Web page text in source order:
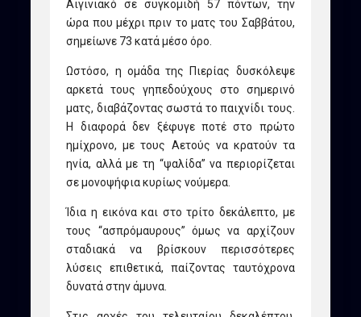
Αιγινιακό σε συγκομιδή 57 πόντων, την
ώρα που μέχρι πριν το ματς του Σαββάτου,
σημείωνε 73 κατά μέσο όρο.
Ωστόσο, η ομάδα της Πιερίας δυσκόλεψε
αρκετά τους γηπεδούχους στο σημερινό
ματς, διαβάζοντας σωστά το παιχνίδι τους.
Η διαφορά δεν ξέφυγε ποτέ στο πρώτο
ημίχρονο, με τους Αετούς να κρατούν τα
ηνία, αλλά με τη “ψαλίδα” να περιορίζεται
σε μονοψήφια κυρίως νούμερα.
Ίδια η εικόνα και στο τρίτο δεκάλεπτο, με
τους “ασπρόμαυρους” όμως να αρχίζουν
σταδιακά να βρίσκουν περισσότερες
λύσεις επιθετικά, παίζοντας ταυτόχρονα
δυνατά στην άμυνα.